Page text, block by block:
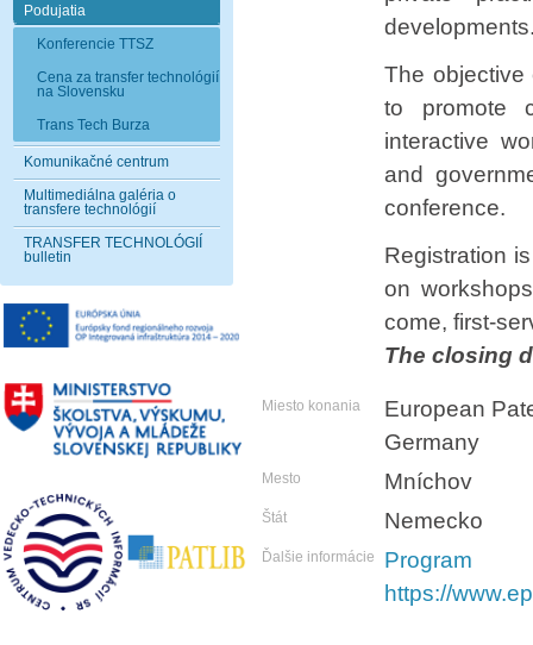
Podujatia
Konferencie TTSZ
Cena za transfer technológií
na Slovensku
Trans Tech Burza
Komunikačné centrum
Multimediálna galéria o
transfere technológií
TRANSFER TECHNOLÓGIÍ
bulletin
The objective
to promote
interactive
and
conference.
Registration
on
come, first-
The closing
Miesto konania
European
Germany
Mesto Mníchov
Štát Nemecko
Ďalšie informácie
Program
https://